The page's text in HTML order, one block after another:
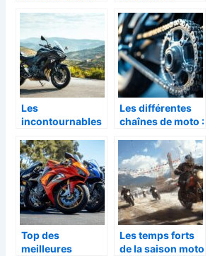
astuces
Les
incontournables
d’acheter une
nouvelle moto
Les différentes
chaînes de moto :
pour faire le bon
choix
Top des
meilleures
Les temps forts
de la saison moto